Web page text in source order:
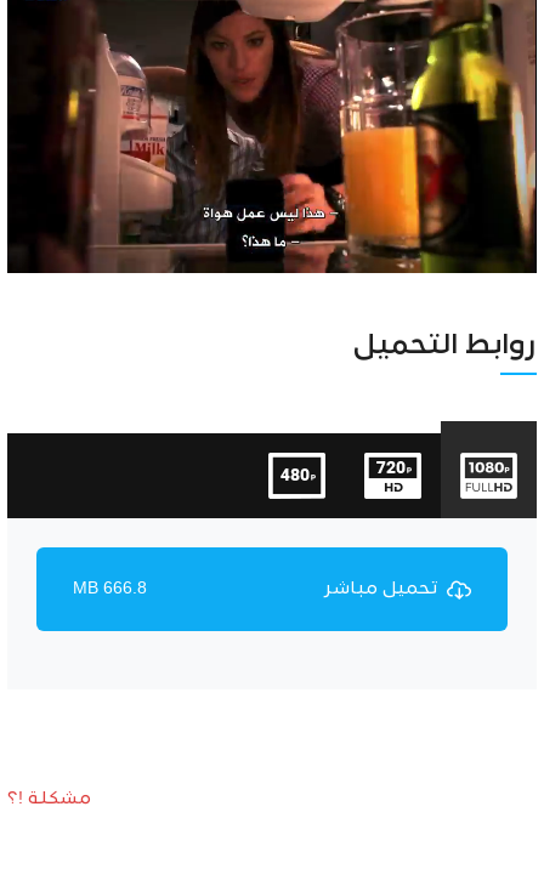
Unmute Settings
روابط التحميل
تحميل مباشر 666.8 MB
مشكلة !؟